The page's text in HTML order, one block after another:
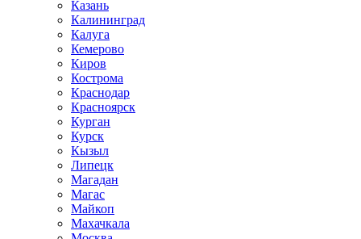
Казань
Калининград
Калуга
Кемерово
Киров
Кострома
Краснодар
Красноярск
Курган
Курск
Кызыл
Липецк
Магадан
Магас
Майкоп
Махачкала